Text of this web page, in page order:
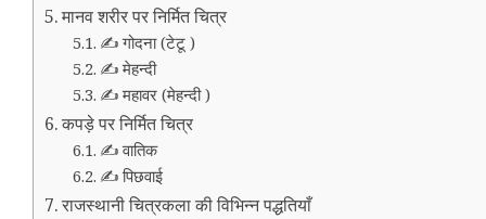
मानव शरीर पर निर्मित चित्र
✍️ गोदना (टेटू )
✍️ मेहन्दी
✍️ महावर (मेहन्दी )
कपड़े पर निर्मित चित्र
✍️ वातिक
✍️ पिछवाई
राजस्थानी चित्रकला की विभिन्न पद्धतियाँ